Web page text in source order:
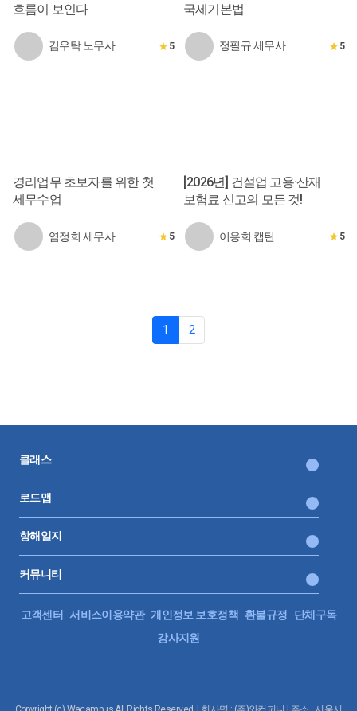
흐름이 보인다
김우탁 노무사 5
국세기본법
정필규 세무사 5
경리업무 초보자를 위한 첫
세무수업
염정희 세무사 5
[2026년] 건설업 고용·산재
보험료 신고의 모든 것!
이용희 캡틴 5
1 2
클래스
로드맵
항해일지
커뮤니티
고객센터 서비스이용약관 개인정보 보호정책 환불규정
단체구독
강사지원